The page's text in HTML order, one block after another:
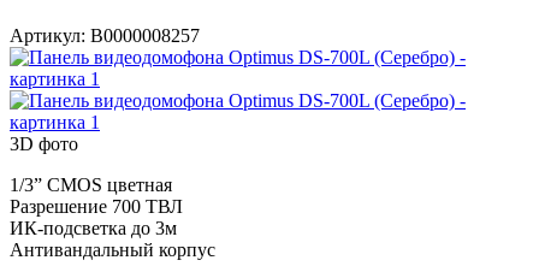
Артикул: В0000008257
3D фото
1/3” CMOS цветная
Разрешение 700 ТВЛ
ИК-подсветка до 3м
Антивандальный корпус